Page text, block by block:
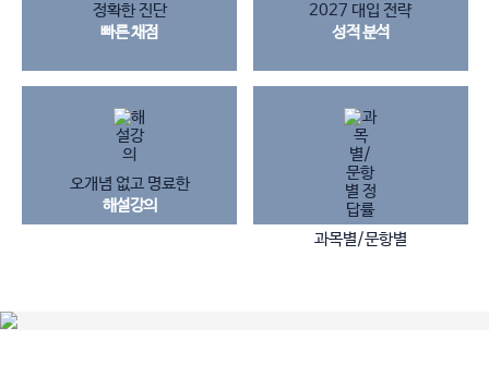
정확한 진단
빠른 채점
2027 대입 전략
성적 분석
오개념 없고 명료한
해설강의
과목별/문항별